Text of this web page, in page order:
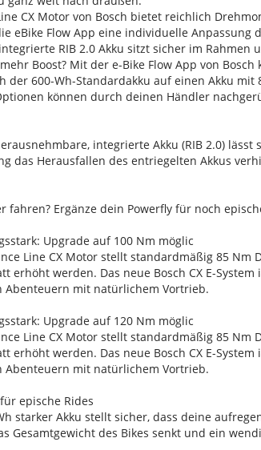
CX Motor von Bosch bietet reichlich
eBike Flow App eine individuelle Anpassung
RIB 2.0 Akku sitzt sicher im
Boost? Mit der e-Bike Flow App von
der 600-Wh-Standardakku auf einen Akku
können durch deinen Händler
integrierte Akku (RIB 2.0)
das Herausfallen des entriegelten Akkus
fahren? Ergänze dein Powerfly für noch
Upgrade auf 100 Nm möglic
Line CX Motor stellt standardmäßig 85
erhöht werden. Das neue Bosch CX E-
Abenteuern mit natürlichem Vortrieb.
Upgrade auf 120 Nm möglic
Line CX Motor stellt standardmäßig 85
erhöht werden. Das neue Bosch CX E-
Abenteuern mit natürlichem Vortrieb.
epische Rides
starker Akku stellt sicher, dass deine
Gesamtgewicht des Bikes senkt und ein